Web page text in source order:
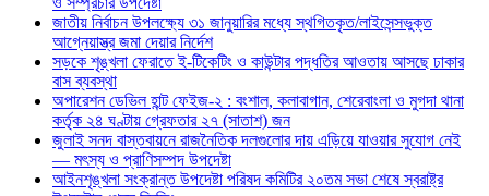
জাতীয় নির্বাচন উপলক্ষ্যে ৩১ জানুয়ারির মধ্যে স্থগিতকৃত/লাইসেন্সভুক্ত
আগ্নেয়াস্ত্র জমা দেয়ার নির্দেশ
সড়কে শৃঙ্খলা ফেরাতে ই-টিকেটিং ও কাউন্টার পদ্ধতির আওতায় আসছে ঢাকার
বাস ব্যবস্থা
অপারেশন ডেভিল হান্ট ফেইজ-২ : বংশাল, কলাবাগান, শেরেবাংলা ও মুগদা থানা
কর্তৃক ২৪ ঘণ্টায় গ্রেফতার ২৭ (সাতাশ) জন
জুলাই সনদ বাস্তবায়নে রাজনৈতিক দলগুলোর দায় এড়িয়ে যাওয়ার সুযোগ নেই
— মৎস্য ও প্রাণিসম্পদ উপদেষ্টা
আইনশৃঙ্খলা সংক্রান্ত উপদেষ্টা পরিষদ কমিটির ২০তম সভা শেষে স্বরাষ্ট্র